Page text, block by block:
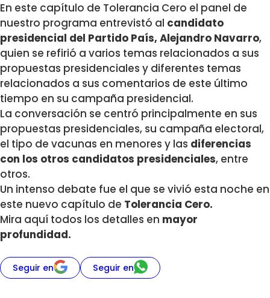
En este capítulo de Tolerancia Cero el panel de
nuestro programa entrevistó al candidato
presidencial del Partido País, Alejandro Navarro,
quien se refirió a varios temas relacionados a sus
propuestas presidenciales y diferentes temas
relacionados a sus comentarios de este último
tiempo en su campaña presidencial.
La conversación se centró principalmente en sus
propuestas presidenciales, su campaña electoral,
el tipo de vacunas en menores y las diferencias
con los otros candidatos presidenciales, entre
otros.
Un intenso debate fue el que se vivió esta noche en
este nuevo capítulo de Tolerancia Cero.
Mira aquí todos los detalles en mayor
profundidad.
Seguir en Seguir en